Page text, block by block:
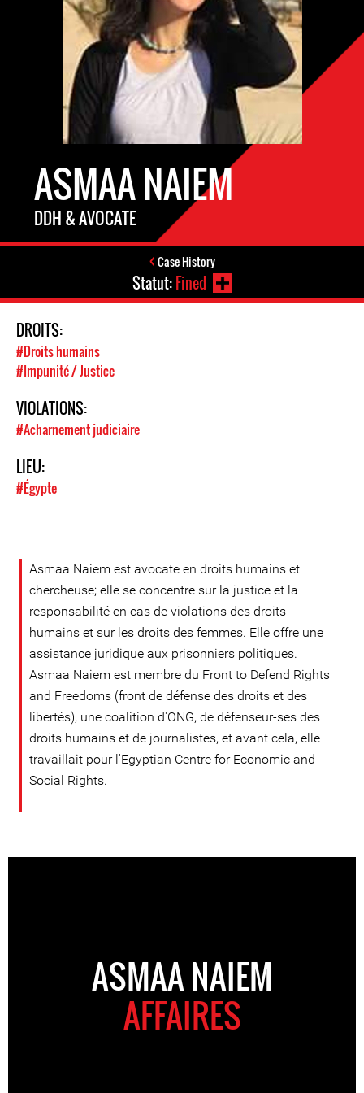
ASMAA NAIEM
DDH & AVOCATE
Case History
Statut:Fined
DROITS:
#Droits humains
#Impunité / Justice
VIOLATIONS:
#Acharnement judiciaire
LIEU:
#Égypte
Asmaa Naiem est avocate en droits humains et
chercheuse; elle se concentre sur la justice et la
responsabilité en cas de violations des droits
humains et sur les droits des femmes. Elle offre une
assistance juridique aux prisonniers politiques.
Asmaa Naiem est membre du Front to Defend Rights
and Freedoms (front de défense des droits et des
libertés), une coalition d'ONG, de défenseur-ses des
droits humains et de journalistes, et avant cela, elle
travaillait pour l'Egyptian Centre for Economic and
Social Rights.
ASMAA NAIEM
AFFAIRES